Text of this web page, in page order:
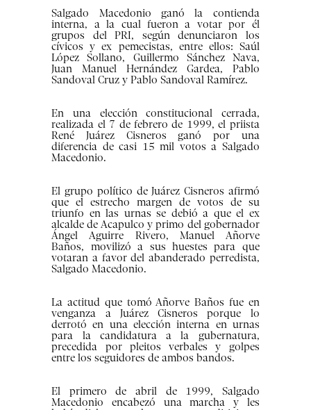
Salgado Macedonio ganó la contienda
interna, a la cual fueron a votar por él
grupos del PRI, según denunciaron los
cívicos y ex pemecistas, entre ellos: Saúl
López Sollano, Guillermo Sánchez Nava,
Juan Manuel Hernández Gardea, Pablo
Sandoval Cruz y Pablo Sandoval Ramírez.
En una elección constitucional cerrada,
realizada el 7 de febrero de 1999, el priista
René Juárez Cisneros ganó por una
diferencia de casi 15 mil votos a Salgado
Macedonio.
El grupo político de Juárez Cisneros afirmó
que el estrecho margen de votos de su
triunfo en las urnas se debió a que el ex
alcalde de Acapulco y primo del gobernador
Ángel Aguirre Rivero, Manuel Añorve
Baños, movilizó a sus huestes para que
votaran a favor del abanderado perredista,
Salgado Macedonio.
La actitud que tomó Añorve Baños fue en
venganza a Juárez Cisneros porque lo
derrotó en una elección interna en urnas
para la candidatura a la gubernatura,
precedida por pleitos verbales y golpes
entre los seguidores de ambos bandos.
El primero de abril de 1999, Salgado
Macedonio encabezó una marcha y les